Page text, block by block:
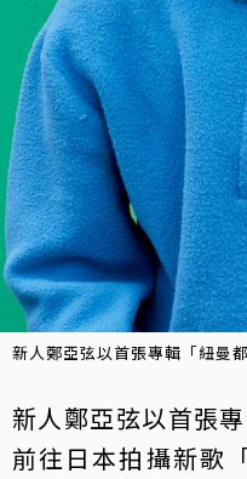
新人鄭亞弦以首張專輯「紐曼
新人鄭亞弦以首張
前往日本拍攝新歌